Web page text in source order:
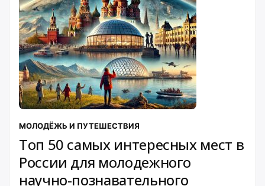
МОЛОДЁЖЬ И ПУТЕШЕСТВИЯ
Топ 50 самых интересных мест в
России для молодежного
научно-познавательного